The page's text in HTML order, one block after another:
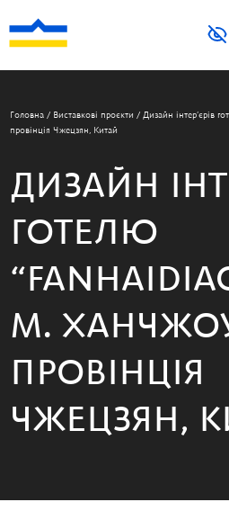
Головна / Виставкові проєкти / Дизайн інтер’єрів
провінція Чжецзян, Китай
ДИЗАЙН
ГОТЕЛЮ
М.
ПРОВІНЦІЯ
ЧЖЕЦЗЯН,